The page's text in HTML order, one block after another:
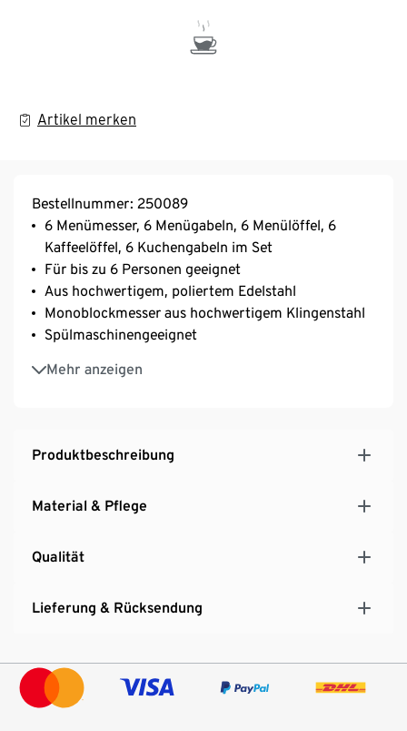
Artikel merken
Bestellnummer: 250089
6 Menümesser, 6 Menügabeln, 6 Menülöffel, 6
Kaffeelöffel, 6 Kuchengabeln im Set
Für bis zu 6 Personen geeignet
Aus hochwertigem, poliertem Edelstahl
Monoblockmesser aus hochwertigem Klingenstahl
Spülmaschinengeeignet
Mehr anzeigen
Vollständig poliert mit abgerundeten Kanten
Modernes, puristisches Design
Produktbeschreibung
Material & Pflege
Qualität
Lieferung & Rücksendung